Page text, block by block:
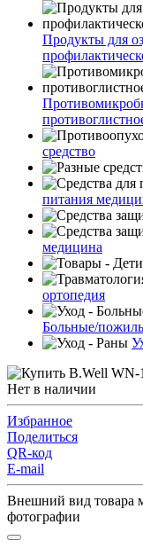
Продукты для
средство
питания
медицина
ортопедия
Больные/
Нет в наличии
Избранное
Поделиться
QR-код
E-mail
Внешний вид товара
фотографии